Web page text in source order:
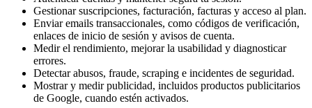
Gestionar suscripciones, facturación, facturas y acceso al plan.
Enviar emails transaccionales, como códigos de verificación,
enlaces de inicio de sesión y avisos de cuenta.
Medir el rendimiento, mejorar la usabilidad y diagnosticar
errores.
Detectar abusos, fraude, scraping e incidentes de seguridad.
Mostrar y medir publicidad, incluidos productos publicitarios
de Google, cuando estén activados.